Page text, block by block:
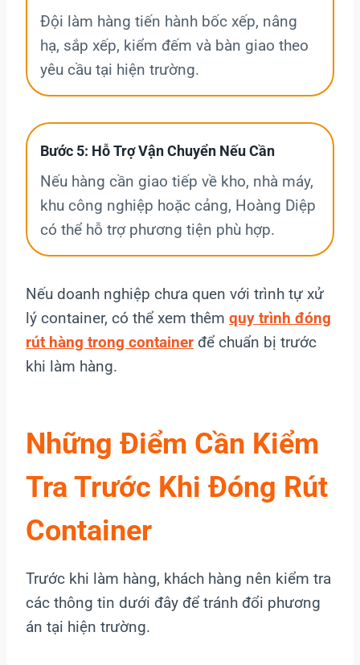
Đội làm hàng tiến hành bốc xếp, nâng
hạ, sắp xếp, kiểm đếm và bàn giao theo
yêu cầu tại hiện trường.
Bước 5: Hỗ Trợ Vận Chuyển Nếu Cần
Nếu hàng cần giao tiếp về kho, nhà máy,
khu công nghiệp hoặc cảng, Hoàng Diệp
có thể hỗ trợ phương tiện phù hợp.
Nếu doanh nghiệp chưa quen với trình tự xử
lý container, có thể xem thêm quy trình đóng
rút hàng trong container để chuẩn bị trước
khi làm hàng.
Những Điểm Cần Kiểm
Tra Trước Khi Đóng Rút
Container
Trước khi làm hàng, khách hàng nên kiểm tra
các thông tin dưới đây để tránh đổi phương
án tại hiện trường.